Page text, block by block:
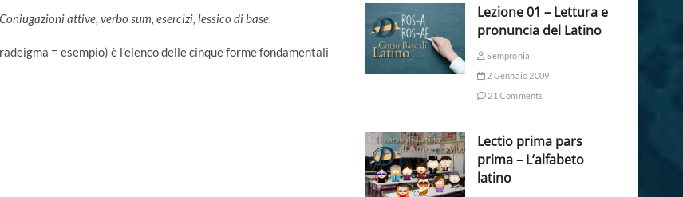
attive, verbo sum, esercizi, lessico di base.
= esempio) è l’elenco delle cinque forme fondamentali
Lezione 01 – Lettura e
pronuncia del Latino
Sempronia
2 Gennaio 2009
21 Comments
Lectio prima pars
prima – L’alfabeto
latino